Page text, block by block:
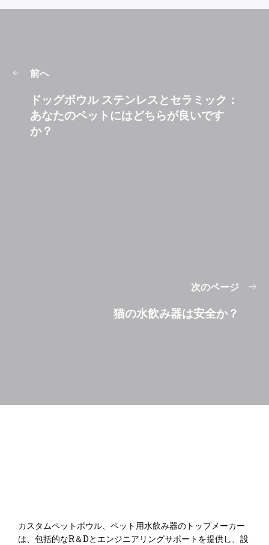
前へ
ドッグボウル ステンレスとセラミック：
あなたのペットにはどちらが良いです
か？
次のページ
猫の水飲み器は安全か？
カスタムペットボウル、ペット用水飲み器のトップメーカー
は、包括的なR＆Dとエンジニアリングサポートを提供し、設